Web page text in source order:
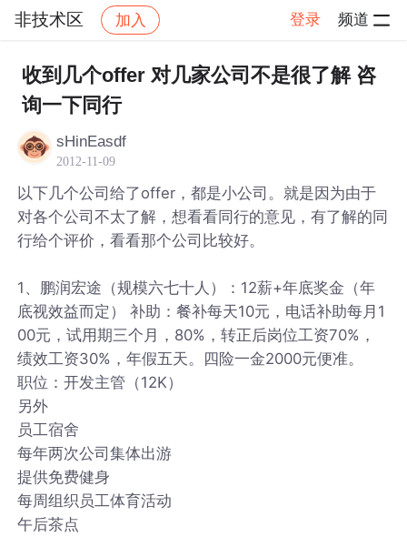
非技术区 加入 登录 频道
社区 非技术区 帖子详情
收到几个offer 对几家公司不是很了解 咨
询一下同行
sHinEasdf
2012-11-09
以下几个公司给了offer，都是小公司。就是因为由于
对各个公司不太了解，想看看同行的意见，有了解的同
行给个评价，看看那个公司比较好。
1、鹏润宏途（规模六七十人）：12薪+年底奖金（年
底视效益而定） 补助：餐补每天10元，电话补助每月1
00元，试用期三个月，80%，转正后岗位工资70%，
绩效工资30%，年假五天。四险一金2000元便准。
职位：开发主管（12K）
另外
员工宿舍
每年两次公司集体出游
提供免费健身
每周组织员工体育活动
午后茶点